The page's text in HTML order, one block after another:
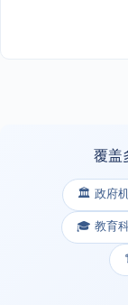
覆盖
🏛️ 政府
🎓 教育